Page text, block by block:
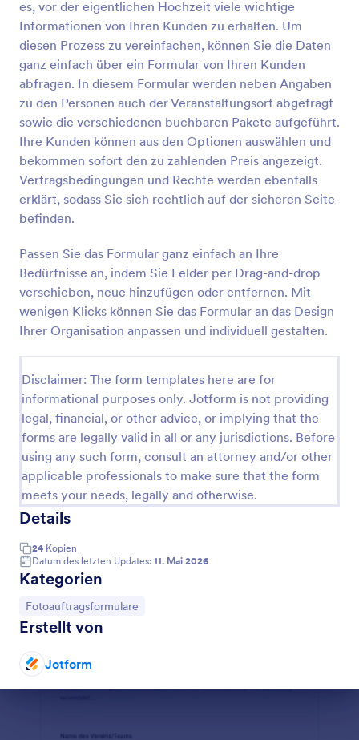
es, vor der eigentlichen Hochzeit viele wichtige
Informationen von Ihren Kunden zu erhalten. Um
diesen Prozess zu vereinfachen, können Sie die Daten
ganz einfach über ein Formular von Ihren Kunden
abfragen. In diesem Formular werden neben Angaben
zu den Personen auch der Veranstaltungsort abgefragt
sowie die verschiedenen buchbaren Pakete aufgeführt.
Ihre Kunden können aus den Optionen auswählen und
bekommen sofort den zu zahlenden Preis angezeigt.
Vertragsbedingungen und Rechte werden ebenfalls
erklärt, sodass Sie sich rechtlich auf der sicheren Seite
befinden.
Passen Sie das Formular ganz einfach an Ihre
Bedürfnisse an, indem Sie Felder per Drag-and-drop
verschieben, neue hinzufügen oder entfernen. Mit
wenigen Klicks können Sie das Formular an das Design
Ihrer Organisation anpassen und individuell gestalten.
Disclaimer: The form templates here are for
informational purposes only. Jotform is not providing
legal, financial, or other advice, or implying that the
forms are legally valid in all or any jurisdictions. Before
using any such form, consult an attorney and/or other
applicable professionals to make sure that the form
meets your needs, legally and otherwise.
Details
24 Kopien
Datum des letzten Updates: 11. Mai 2026
Kategorien
Zur Kategorie:
Fotoauftragsformulare
Erstellt von
Jotform
entfernen. Mit wenigen Klicks können Sie das
Formular an das Design Ihrer Organisation anpassen
und individuell gestalten. Die Einsendungen werden
automatisch und sicher in Ihrem Jotform-Konto
gespeichert. Dort können Sie die Daten mithilfe von
über 100 Integrationen verarbeiten.
Vorschau
Hochzeitspaket Mit Preisberechnung
Als Fotograf und Filmemacher für Hochzeitsvideos
gilt es, vor der eigentlichen Hochzeit viele wichtige
Informationen von Ihren Kunden zu erhalten. Um
diesen Prozess zu vereinfachen, können Sie die
Daten ganz einfach über ein Formular von Ihren
Kunden abfragen. In diesem Formular werden
neben Angaben zu den Personen auch der
Veranstaltungsort abgefragt sowie die
Kunden können aus den Optionen auswählen und
bekommen sofort den zu zahlenden Preis angezeigt.
Vertragsbedingungen und Rechte werden ebenfalls
erklärt, sodass Sie sich rechtlich auf der sicheren
Seite befinden. Passen Sie das Formular ganz
einfach an Ihre Bedürfnisse an, indem Sie Felder per
entfernen. Mit wenigen Klicks können Sie das
Go to Category:
Fotoauftragsformulare
Vorschau